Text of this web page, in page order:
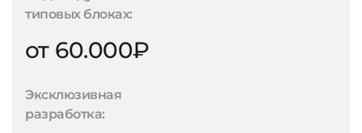
типовых блоках:
от 60.000₽
Эксклюзивная
разработка: